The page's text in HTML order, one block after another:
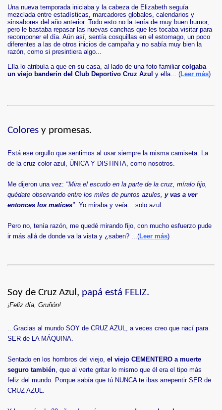
Una nueva temporada iniciaba y la cabeza de Elizabeth seguía
mezclada entre estadísticas, marcadores globales, calendarios y
sinsabores del año anterior. Todo esto no la tenía de muy buen humor,
pero le bastaba repasar las nuevas canchas que les tocaba visitar para
recomponer el día. Aún así, sentía cosquillas en el estomago, un poco
diferentes a las de otros inicios de campaña y no sabía muy bien la
razón, como si presintiera algo...
Ella lo atribuía a que en su casa, al lado de una foto familiar colgaba
un viejo banderín del Club Deportivo Cruz Azul y ella... (Leer más)
Colores y promesas.
Está ese orgullo que sentimos al usar siempre la misma camiseta. La
de la cruz color azul, ÚNICA Y DISTINTA, como nosotros.
Me dijeron una vez: "Mira el escudo en la parte de la cruz, míralo fijo,
quédate observando entre los miles de puntos azules, y vas a ver
entonces los matices". Yo miraba y veía... solo azul.
Pero no, tenía razón, me quedé mirando fijo, con mucho esfuerzo pude
ir más allá de donde va la vista y ¿saben? ...(Leer más)
Soy de Cruz Azul, papá está FELIZ.
¡Feliz día, Gruñón!
...Gracias al mundo SOY de CRUZ AZUL, a veces creo que nací para
SER de LA MÁQUINA.
Sentado en los hombros del viejo, el viejo CEMENTERO a muerte
seguro también, que al verte gritar lo mismo que él era el tipo más
feliz del mundo. Porque sabía que tú NUNCA te ibas arrepentir SER de
CRUZ AZUL.